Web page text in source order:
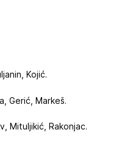
Kojić.
Gerić, Markeš.
Mituljikić, Rakonjac.